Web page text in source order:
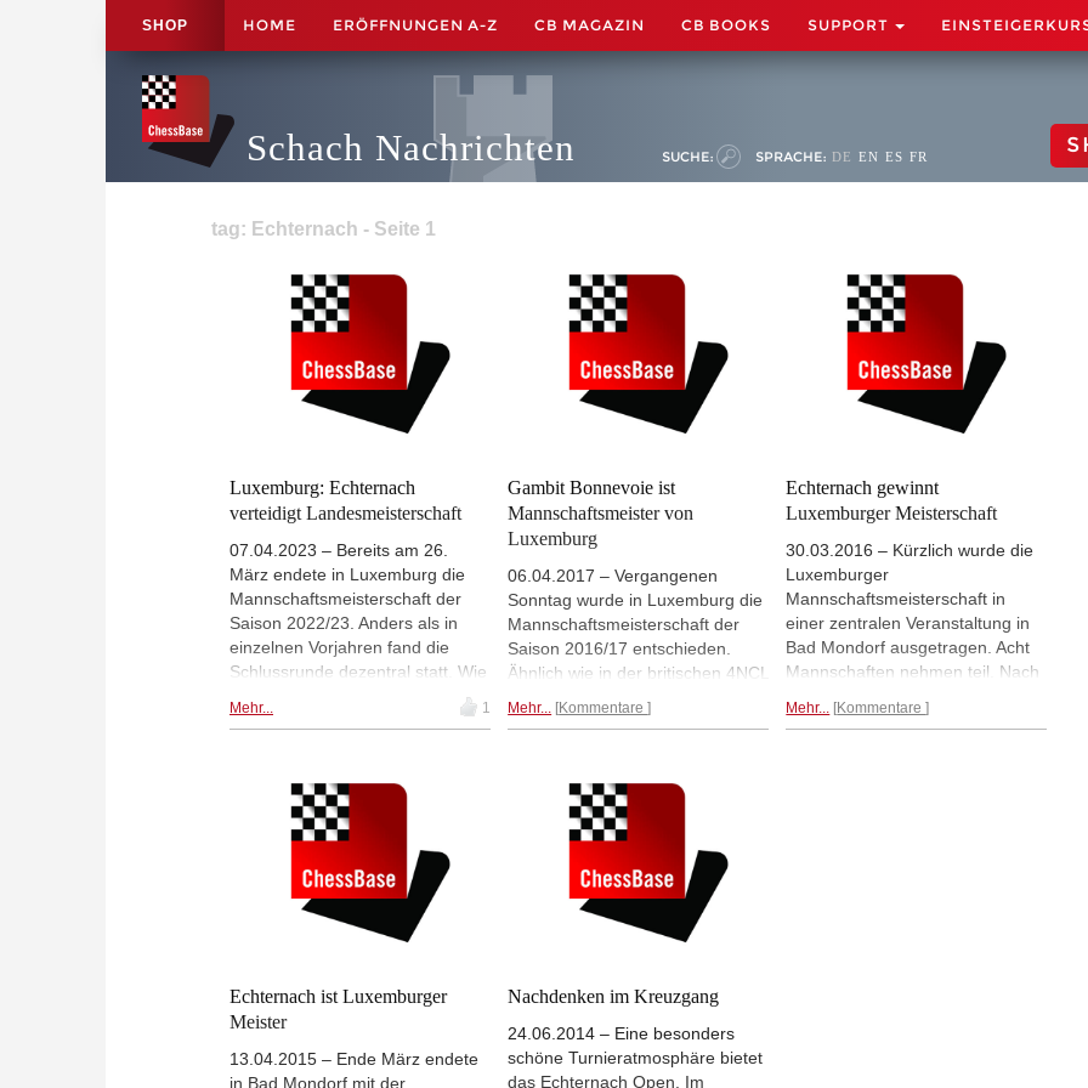
SHOP HOME ERÖFFNUNGEN A-Z CB MAGAZIN CB BOOKS SUPPORT
Schach Nachrichten SUCHE: SPRACHE: DE EN ES FR
tag: Echternach - Seite 1
Luxemburg: Echternach
verteidigt Landesmeisterschaft
07.04.2023 – Bereits am 26.
März endete in Luxemburg die
Mannschaftsmeisterschaft der
Saison 2022/23. Anders als in
einzelnen Vorjahren fand die
Schlussrunde dezentral statt. Wie
so oft lieferten sich Differdange
und Echternach bis zum Schluss
Rückrunde (Meisterschaftsrunde)
sah es vor, dass in der
Nationaldivision, der höchsten
Luxemburgischen Spielklasse,
der Tabellenerste (Differdange) in
Echternach auf den
Tabellenzweiten traf.
Mehr... 1
Gambit Bonnevoie ist
Mannschaftsmeister von
Luxemburg
06.04.2017 – Vergangenen
Sonntag wurde in Luxemburg die
Mannschaftsmeisterschaft der
Saison 2016/17 entschieden.
Ähnlich wie in der britischen 4NCL
das Feld zur Mitte der Saison in
lieferten sich die Mannschaften
von Bonneweg, Bieles,
Echternach und Düdelingen ein
spannendes Rennen. Am Ende
hieß der Sieger "Gambit
Bonnevoie".
Mehr... Kommentare
Echternach gewinnt
Luxemburger Meisterschaft
30.03.2016 – Kürzlich wurde die
Luxemburger
Mannschaftsmeisterschaft in
einer zentralen Veranstaltung in
Bad Mondorf ausgetragen. Acht
Mannschaften nehmen teil. Nach
gegen-jeden wird das Feld in
Mehr... Kommentare
Echternach ist Luxemburger
Meister
13.04.2015 – Ende März endete
in Bad Mondorf mit der
Nachdenken im Kreuzgang
24.06.2014 – Eine besonders
schöne Turnieratmosphäre bietet
das Echternach Open. Im